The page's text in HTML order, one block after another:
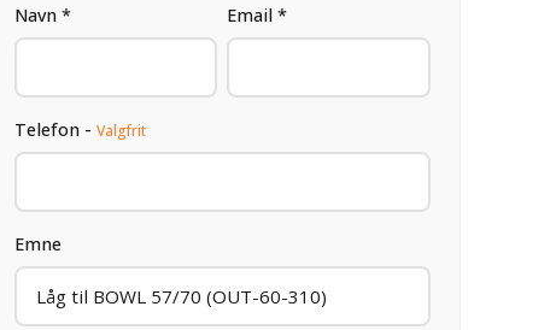
Navn * Email *
Telefon - Valgfrit
Emne